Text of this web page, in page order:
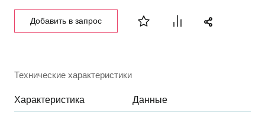
Добавить в запрос
Технические характеристики
Характеристика Данные